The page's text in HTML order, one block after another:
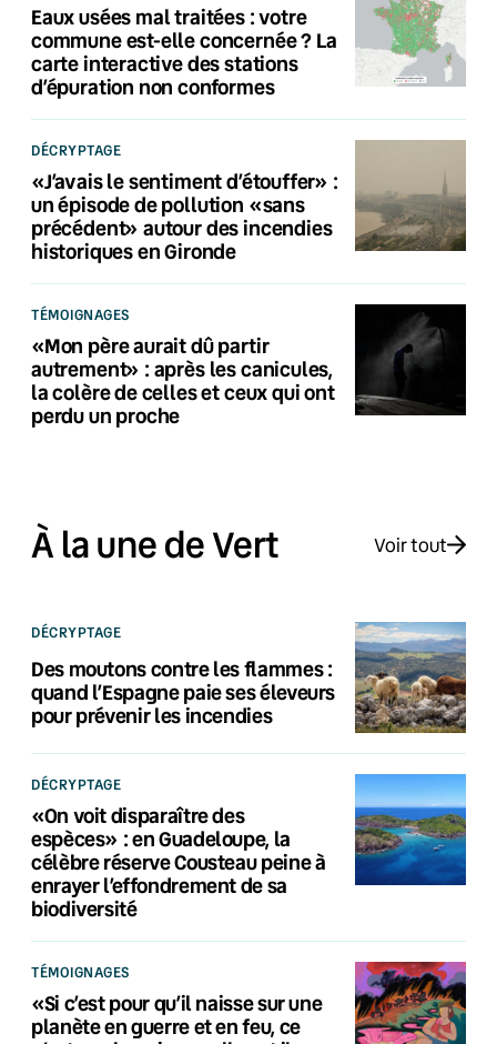
Eaux usées mal traitées : votre
commune est-elle concernée ? La
carte interactive des stations
d’épuration non conformes
DÉCRYPTAGE
«J’avais le sentiment d’étouffer» :
un épisode de pollution «sans
précédent» autour des incendies
historiques en Gironde
TÉMOIGNAGES
«Mon père aurait dû partir
autrement» : après les canicules,
la colère de celles et ceux qui ont
perdu un proche
À la une de Vert Voir tout
DÉCRYPTAGE
Des moutons contre les flammes :
quand l’Espagne paie ses éleveurs
pour prévenir les incendies
DÉCRYPTAGE
«On voit disparaître des
espèces» : en Guadeloupe, la
célèbre réserve Cousteau peine à
enrayer l’effondrement de sa
biodiversité
TÉMOIGNAGES
«Si c’est pour qu’il naisse sur une
planète en guerre et en feu, ce